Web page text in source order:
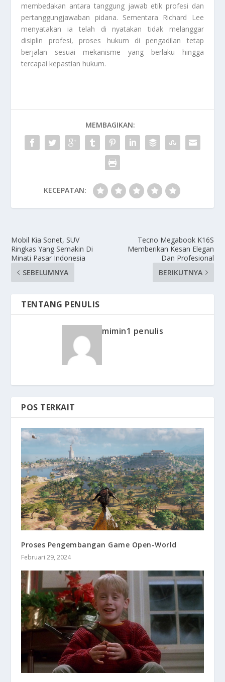
membedakan antara tanggung jawab etik profesi dan
pertanggungjawaban pidana. Sementara Richard Lee
menyatakan ia telah di nyatakan tidak melanggar
disiplin profesi, proses hukum di pengadilan tetap
berjalan sesuai mekanisme yang berlaku hingga
tercapai kepastian hukum.
MEMBAGIKAN:
KECEPATAN:
Mobil Kia Sonet, SUV
Ringkas Yang Semakin Di
Minati Pasar Indonesia
SEBELUMNYA
Tecno Megabook K16S
Memberikan Kesan Elegan
Dan Profesional
BERIKUTNYA
TENTANG PENULIS
mimin1 penulis
POS TERKAIT
Proses Pengembangan Game Open-World
Februari 29, 2024